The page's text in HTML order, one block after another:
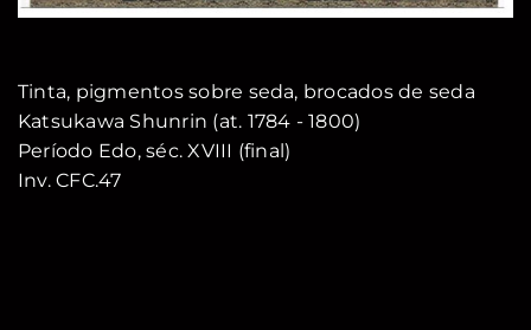
Tinta, pigmentos sobre seda, brocados de seda
Katsukawa Shunrin (at. 1784 - 1800)
Período Edo, séc. XVIII (final)
Inv. CFC.47